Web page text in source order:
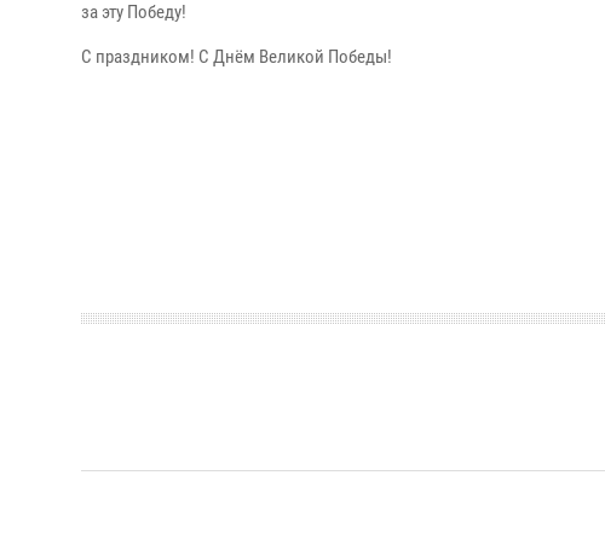
за эту Победу!
С праздником! С Днём Великой Победы!